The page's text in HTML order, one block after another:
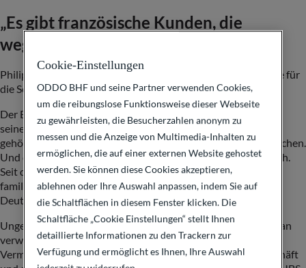
„Es gibt französische Kunden, die
wegziehen wollen“
Philippe Oddo sorgt sich um seine Heimat, verrät seine Pläne für
die Schweiz, und wie er der UBS eine Topfrau abluchste.
Der Banker Philippe Oddo ist ein ungewöhnlicher Vertreter
seiner Zunft: Da ihm zwei Drittel des Bankhauses Oddo BHF
gehören und die Bank nicht an der Börse ist, kann er frei sprechen.
Und das gleich in mehreren Sprachen, unter anderem Deutsch.
Seit der Übernahme der deutschen BHF Bank 2016 hat die
familiengeführte Bank drei Heimatmärkte: Frankreich,
Deutschland und die Schweiz.
Ungewöhnlich auch: Das Bankhaus mit 156 Milliarden Euro an
verwaltetem Vermögen ist nicht nur in der
Vermögensverwaltung, sondern auch im Firmenkundengeschäft
Cookie-Einstellungen
ODDO BHF und seine Partner verwenden Cookies,
um die reibungslose Funktionsweise dieser Webseite
zu gewährleisten, die Besucherzahlen anonym zu
messen und die Anzeige von Multimedia-Inhalten zu
ermöglichen, die auf einer externen Website gehostet
werden. Sie können diese Cookies akzeptieren,
ablehnen oder Ihre Auswahl anpassen, indem Sie auf
die Schaltflächen in diesem Fenster klicken. Die
Schaltfläche „Cookie Einstellungen“ stellt Ihnen
detaillierte Informationen zu den Trackern zur
Verfügung und ermöglicht es Ihnen, Ihre Auswahl